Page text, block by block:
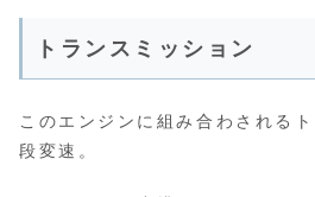
トランスミッション
このエンジンに組み合わされる
段変速。